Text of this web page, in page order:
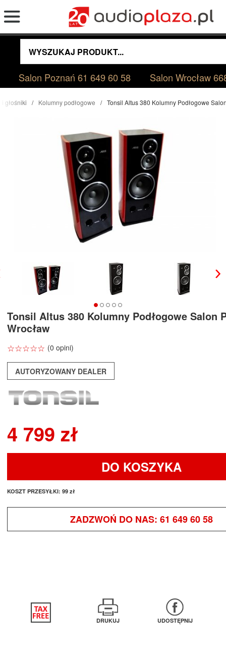
Salon Poznań61 649 60 58 Salon Wrocław
głośniki Kolumny podłogowe Tonsil Altus 380 Kolumny Podłogowe
Tonsil Altus 380 Kolumny Podłogowe Salon
Wrocław
☆☆☆☆☆
★★★★★ (0 opini)
AUTORYZOWANY DEALER
4 799 zł
DO KOSZYKA
KOSZT PRZESYŁKI: 99 zł
ZADZWOŃ DO NAS: 61 649 60 58
DRUKUJ UDOSTĘPNIJ